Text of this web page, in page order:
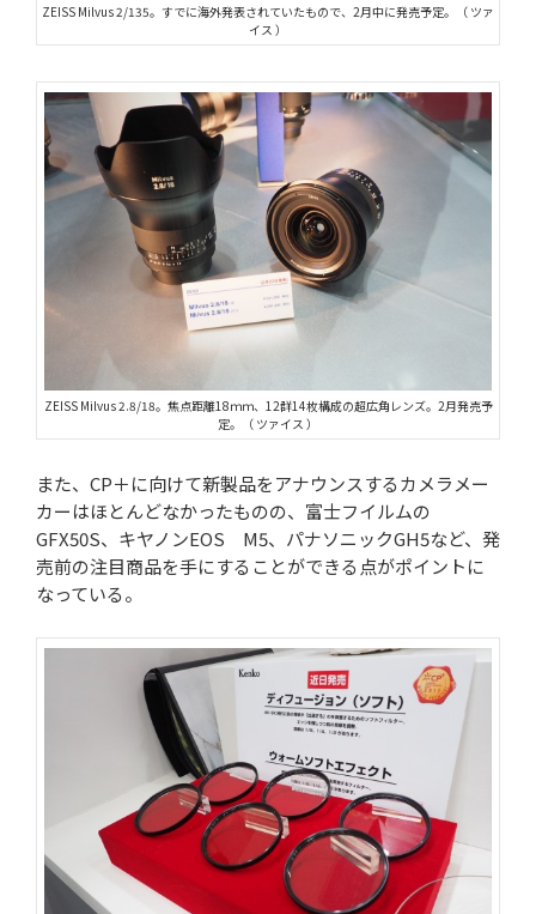
ZEISS Milvus 2/135。すでに海外発表されていたもので、2月中に発売予定。（ ツァ
イス ）
ZEISS Milvus 2.8/18。焦点距離18ｍｍ、12群14枚構成の超広角レンズ。2月発売予
定。（ ツァイス ）
また、CP＋に向けて新製品をアナウンスするカメラメー
カーはほとんどなかったものの、富士フイルムの
GFX50S、キヤノンEOS M5、パナソニックGH5など、発
売前の注目商品を手にすることができる点がポイントに
なっている。